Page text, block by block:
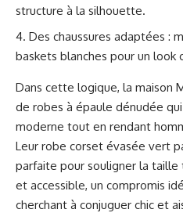
structure à la silhouette.
Des chaussures adaptées :
baskets blanches pour un look
Dans cette logique, la maison
de robes à épaule dénudée
moderne tout en rendant
Leur robe corset évasée vert
parfaite pour souligner la
et accessible, un compromis
cherchant à conjuguer chic et